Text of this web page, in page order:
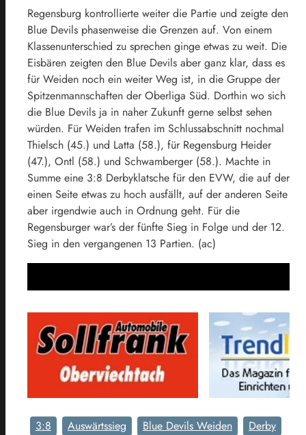
Regensburg kontrollierte weiter die Partie und zeigte den
Blue Devils phasenweise die Grenzen auf. Von einem
Klassenunterschied zu sprechen ginge etwas zu weit. Die
Eisbären zeigten den Blue Devils aber ganz klar, dass es
für Weiden noch ein weiter Weg ist, in die Gruppe der
Spitzenmannschaften der Oberliga Süd. Dorthin wo sich
die Blue Devils ja in naher Zukunft gerne selbst sehen
würden. Für Weiden trafen im Schlussabschnitt nochmal
Thielsch (45.) und Latta (58.), für Regensburg Heider
(47.), Ontl (58.) und Schwamberger (58.). Machte in
Summe eine 3:8 Derbyklatsche für den EVW, die auf der
einen Seite etwas zu hoch ausfällt, auf der anderen Seite
aber irgendwie auch in Ordnung geht. Für die
Regensburger war’s der fünfte Sieg in Folge und der 12.
Sieg in den vergangenen 13 Partien. (ac)
3:8 Auswärtssieg Blue Devils Weiden
Derby